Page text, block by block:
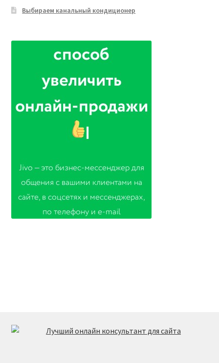
Выбираем канальный кондиционер